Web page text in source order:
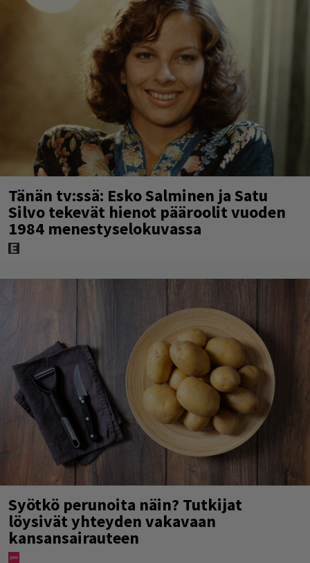
Tänän tv:ssä: Esko Salminen ja Satu
Silvo tekevät hienot pääroolit vuoden
1984 menestyselokuvassa
Syötkö perunoita näin? Tutkijat
löysivät yhteyden vakavaan
kansansairauteen